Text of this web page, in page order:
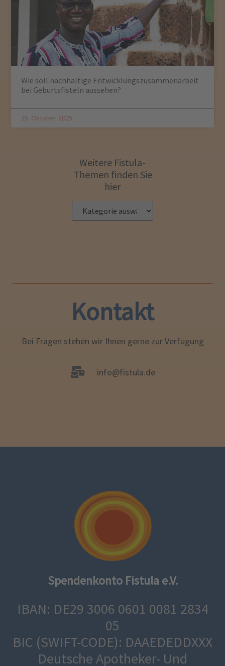
Wie soll nachhaltige Entwicklungszusammenarbeit
bei Geburtsfisteln aussehen?
25. Oktober 2025
Weitere Fistula-
Themen finden Sie
hier
Kontakt
Bei Fragen stehen wir Ihnen gerne zur Verfügung
info@fistula.de
Spendenkonto Fistula e.V.
IBAN: DE29 3006 0601 0081 2834
05
BIC (SWIFT-CODE): DAAEDEDDXXX
Deutsche Apotheker- Und